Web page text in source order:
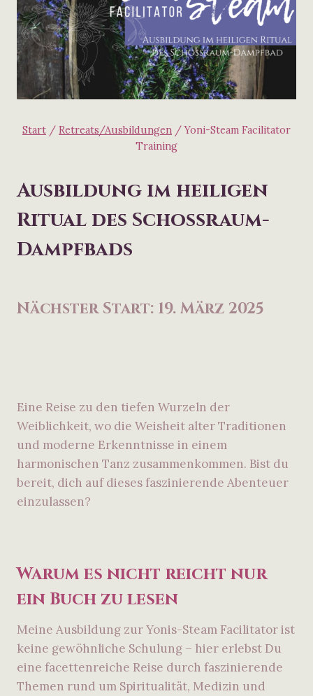
Start / Retreats/Ausbildungen / Yoni-Steam Facilitator
Training
Ausbildung im heiligen
Ritual des Schoßraum-
Dampfbads
Nächster Start: 19. März 2025
Eine Reise zu den tiefen Wurzeln der
Weiblichkeit, wo die Weisheit alter Traditionen
und moderne Erkenntnisse in einem
harmonischen Tanz zusammenkommen. Bist du
bereit, dich auf dieses faszinierende Abenteuer
einzulassen?
Warum es nicht reicht nur
ein Buch zu lesen
Meine Ausbildung zur Yonis-Steam Facilitator ist
keine gewöhnliche Schulung – hier erlebst Du
eine facettenreiche Reise durch faszinierende
Themen rund um Spiritualität, Medizin und